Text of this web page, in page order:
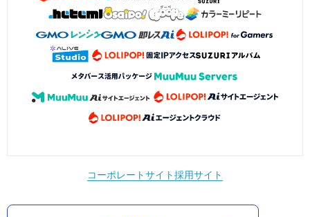
コーポレートサイト採用サイト